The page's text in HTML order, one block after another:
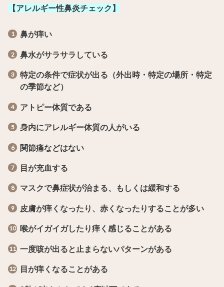
【アレルギー性鼻炎チェック】
鼻が痒い
鼻水がサラサラしている
特定の条件で症状が出る（外出時・特定の場所・特定
の季節など）
アトピー体質である
身内にアレルギー体質の人がいる
関節痛などはない
目が充血する
マスクで鼻症状が治まる、もしくは緩和する
皮膚が痒くなったり、赤くなったりすることが多い
喉がイガイガしたり痒く感じることがある
一度咳が出ると止まらないパターンがある
目が痒くなることがある